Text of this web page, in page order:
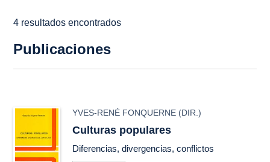
4 resultados encontrados
Publicaciones
YVES-RENÉ FONQUERNE (DIR.)
Culturas populares
Diferencias, divergencias, conflictos